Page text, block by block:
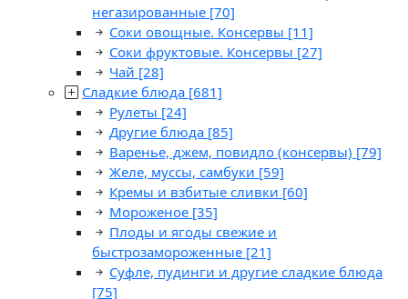
негазированные [70]
Соки овощные. Консервы [11]
Соки фруктовые. Консервы [27]
Чай [28]
Сладкие блюда [681]
Рулеты [24]
Другие блюда [85]
Варенье, джем, повидло (консервы) [79]
Желе, муссы, самбуки [59]
Кремы и взбитые сливки [60]
Мороженое [35]
Плоды и ягоды свежие и
быстрозамороженные [21]
Суфле, пудинги и другие сладкие блюда
[75]